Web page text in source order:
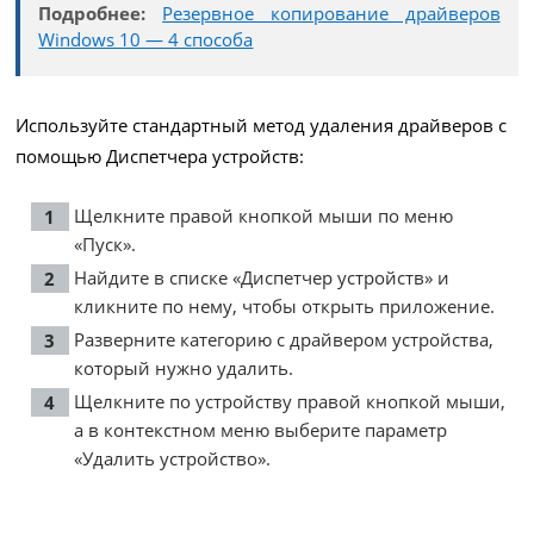
Подробнее:
Резервное копирование драйверов
Windows 10 — 4 способа
Используйте стандартный метод удаления драйверов с
помощью Диспетчера устройств:
Щелкните правой кнопкой мыши по меню
«Пуск».
Найдите в списке «Диспетчер устройств» и
кликните по нему, чтобы открыть приложение.
Разверните категорию с драйвером устройства,
который нужно удалить.
Щелкните по устройству правой кнопкой мыши,
а в контекстном меню выберите параметр
«Удалить устройство».